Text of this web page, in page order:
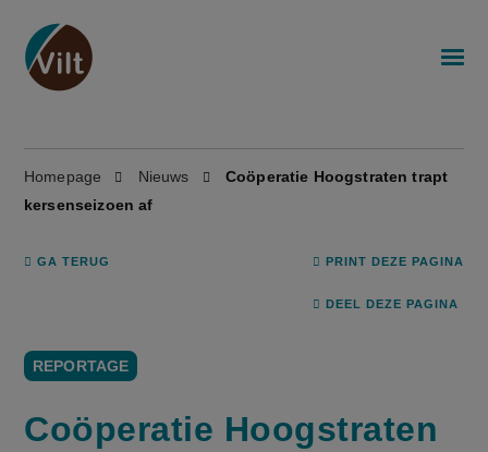
Homepage Nieuws
Coöperatie Hoogstraten trapt
kersenseizoen af
GA TERUG PRINT DEZE PAGINA
DEEL DEZE PAGINA
REPORTAGE
Coöperatie Hoogstraten